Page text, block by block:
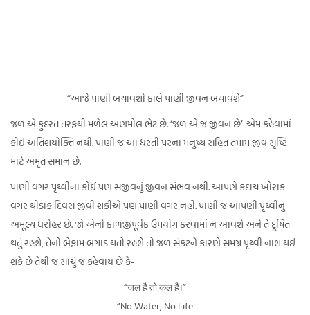
“આજે પાણી બચાવશો કાલે પાણી જીવન બચાવશે”
જળ એ કુદરત તરફથી મળેલ અણમોલ ભેટ છે. ‘જળ એ જ જીવન છે’-એમ કહેવામાં
કોઈ અતિશયોક્તિ નથી. પાણી જ આ ધરતી પરના મનુષ્ય સહિત તમામ જીવ સૃષ્ટિ
માટે અમૃત સમાન છે.
પાણી વગર પૃથ્વીના કોઈ પણ સજીવનું જીવન સંભવ નથી. આપણે કદાચ ખોરાક
વગર થોડાક દિવસ જીવી શકીએ પણ પાણી વગર નહીં. પાણી જ આપણી પૃથ્વીનું
અમૂલ્ય ધરોહર છે. જો એનો કાળજીપૂર્વક ઉપયોગ કરવામાં ન આવશે અને તે દૂષિત
થતું રહશે, તેનો બેફામ બગાડ થતો રહશે તો જળ સંકટને કારણે સમગ્ર પૃથ્વી નાશ થઈ
શકે છે તેથી જ સાચું જ કહેવાય છે કે-
“जल है तो कल है।”
“No Water, No Life